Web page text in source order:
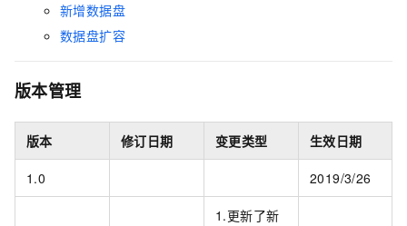
新增数据盘
数据盘扩容
版本管理
版本 修订日期 变更类型 生效日期
1.0 2019/3/26
1.更新了新